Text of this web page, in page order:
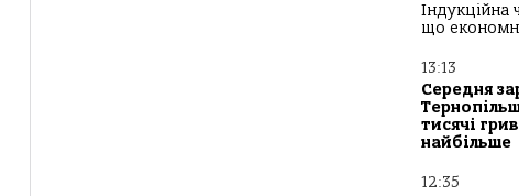
Індукційна
що
13:13
Середня
тисячі
найбільше
12:35